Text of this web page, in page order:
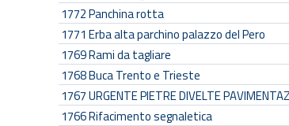
1772Panchina rotta
1771 Erba alta parchino palazzo del Pero
1769Rami da tagliare
1768Buca Trento e Trieste
1767URGENTE PIETRE DIVELTE
1766Rifacimento segnaletica